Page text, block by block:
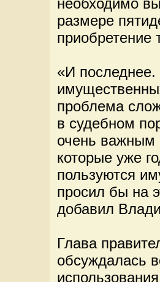
необходимо
размере
приобретение
«И последнее.
проблема
в судебном
очень важным
которые уже
пользуются
просил бы на
добавил
Глава
обсуждалась